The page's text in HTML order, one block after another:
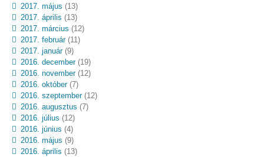
2017. május (13)
2017. április (13)
2017. március (12)
2017. február(11)
2017. január(9)
2016. december(19)
2016. november(12)
2016. október(7)
2016. szeptember(12)
2016. augusztus (7)
2016. július (12)
2016. június (4)
2016. május (9)
2016. április (13)